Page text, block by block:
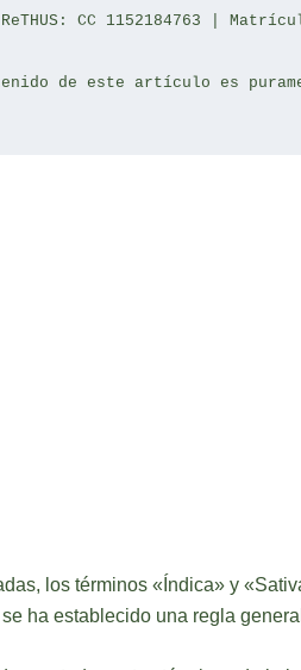
CC 1152184763 |
de este artículo es
los términos «Índica» y
ha establecido una regla